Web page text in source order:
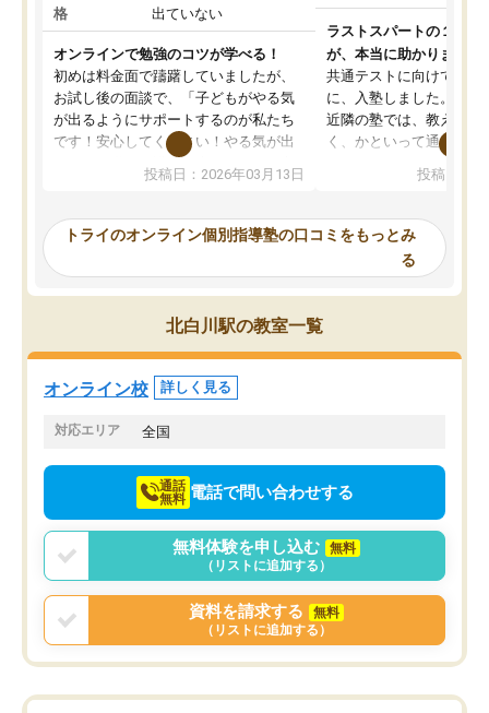
格
出ていない
オンラインで勉強のコツが学べる！
初めは料金面で躊躇していましたが、
お試し後の面談で、「子どもがやる気
が出るようにサポートするのが私たち
です！安心してください！やる気が出
ないのは私たち講師の責任です」と言
ってくださり、確かに！と考えて、思
ったんですが、学生の先生から学ぶこ
み、徐々に成績が上がったらいいなと
思っていました。何が今足りないのか
を的確に指導いただき、子どももびっ
くりするほど楽しんでやる気を持って
塾を受けています。狙い通り、少しず
つ成績も上がり、苦手意識も無くなっ
てきたので、さらに苦手な数学も追加
でお願いしました。来年の高校受験に
投稿日：2026年03月13日
ラストスパートの１か月
が、本当に助かりました
共通テストに向けての追
に、入塾しました。田舎
近隣の塾では、教えても
く、かといって通うには
可能なので本当に助か
らないところをピンポイ
頂いて、とてもわかり
していました。一生を
スト、多少お金がかかっ
投稿日：
トライのオンライン個別指導塾の口コミをもっとみ
る
北白川駅の教室一覧
オンライン校 詳しく見る
対応エリア 全国
通話
無料 電話で問い合わせする
無料体験を申し込む
無料
（リストに追加する）
資料を請求する
無料
（リストに追加する）